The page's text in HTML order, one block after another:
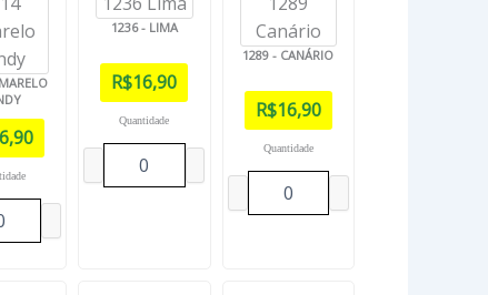
1236 - LIMA
R$16,90
Quantidade
1289 - CANÁRIO
R$16,90
Quantidade